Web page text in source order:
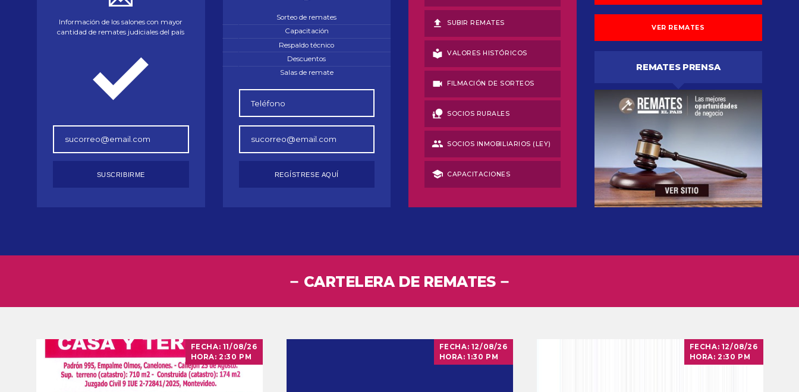
Información de los salones con mayor
cantidad de remates judiciales del país
SUSCRIBIRME
Sorteo de remates
Capacitación
Respaldo técnico
Descuentos
Salas de remate
REGÍSTRESE AQUÍ
file_upload SUBIR REMATES
local_library VALORES HISTÓRICOS
videocam FILMACIÓN DE SORTEOS
nature_people SOCIOS RURALES
group SOCIOS INMOBILIARIOS (LEY)
school CAPACITACIONES
VER REMATES
REMATES PRENSA
CARTELERA DE REMATES
11/08/26
HORA:2:30 PM